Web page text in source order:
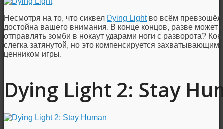
Несмотря на то, что сиквел Dying Lightво всём превзошёл
достойна вашего внимания. В конце концов, разве может
отправлять зомби в нокаут ударами ноги с разворота?
слегка затянутой, но это компенсируется
ценником игры.
Dying Light 2: Stay